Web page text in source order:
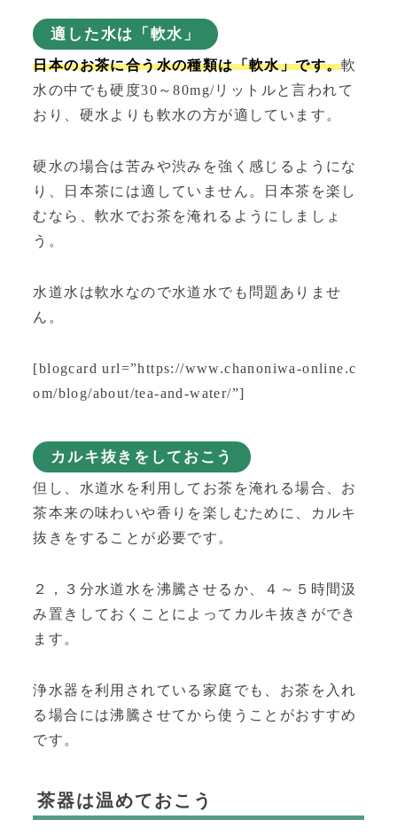
適した水は「軟水」
日本のお茶に合う水の種類は「軟水」です。軟
水の中でも硬度30～80mg/リットルと言われて
おり、硬水よりも軟水の方が適しています。
硬水の場合は苦みや渋みを強く感じるようにな
り、日本茶には適していません。日本茶を楽し
むなら、軟水でお茶を淹れるようにしましょ
う。
水道水は軟水なので水道水でも問題ありませ
ん。
[blogcard url=”https://www.chanoniwa-online.c
om/blog/about/tea-and-water/”]
カルキ抜きをしておこう
但し、水道水を利用してお茶を淹れる場合、お
茶本来の味わいや香りを楽しむために、カルキ
抜きをすることが必要です。
２，３分水道水を沸騰させるか、４～５時間汲
み置きしておくことによってカルキ抜きができ
ます。
浄水器を利用されている家庭でも、お茶を入れ
る場合には沸騰させてから使うことがおすすめ
です。
茶器は温めておこう